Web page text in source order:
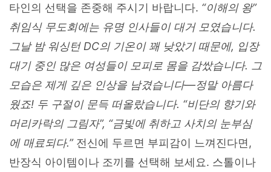
타인의 선택을 존중해 주시기 바랍니다. “이해의 왕”
취임식 무도회에는 유명 인사들이 대거 모였습니다.
그날 밤 워싱턴 DC의 기온이 꽤 낮았기 때문에, 입장
대기 중인 많은 여성들이 모피로 몸을 감쌌습니다. 그
모습은 제게 깊은 인상을 남겼습니다—정말 아름다
웠죠! 두 구절이 문득 떠올랐습니다. “비단의 향기와
머리카락의 그림자”, “금빛에 취하고 사치의 눈부심
에 매료되다.”전신에 두르면 부피감이 느껴진다면,
반장식 아이템이나 조끼를 선택해 보세요. 스톨이나